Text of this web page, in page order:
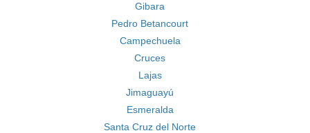
Gibara
Pedro Betancourt
Campechuela
Cruces
Lajas
Jimaguayú
Esmeralda
Santa Cruz del Norte